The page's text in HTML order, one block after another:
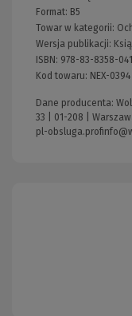
Format: B5
Towar w kategorii:
Wersja publikacji:
ISBN: 978-83-8358-
Kod towaru: NEX-
Dane producenta:
33 | 01-208 |
pl-